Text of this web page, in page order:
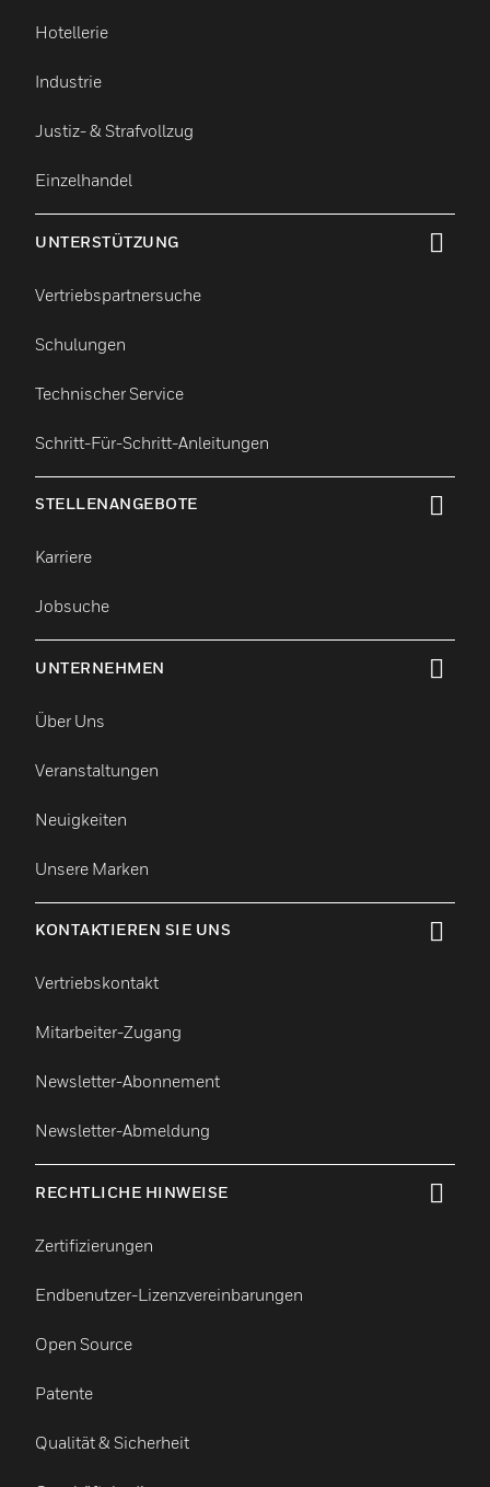
Hotellerie
Industrie
Justiz- & Strafvollzug
Einzelhandel
UNTERSTÜTZUNG
toggle view
Vertriebspartnersuche
Schulungen
Technischer Service
Schritt-Für-Schritt-Anleitungen
STELLENANGEBOTE
toggle view
Karriere
Jobsuche
UNTERNEHMEN
toggle view
Über Uns
Veranstaltungen
Neuigkeiten
Unsere Marken
KONTAKTIEREN SIE UNS
toggle view
Vertriebskontakt
Mitarbeiter-Zugang
Newsletter-Abonnement
Newsletter-Abmeldung
RECHTLICHE HINWEISE
toggle view
Zertifizierungen
Endbenutzer-Lizenzvereinbarungen
Open Source
Patente
Qualität & Sicherheit